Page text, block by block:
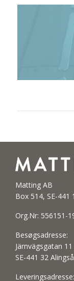
Matting AB
Box 514, SE-441
Org.Nr: 556151-
Besøgsadresse:
Järnvägsgatan 11
SE-441 32
Leveringsadresse: